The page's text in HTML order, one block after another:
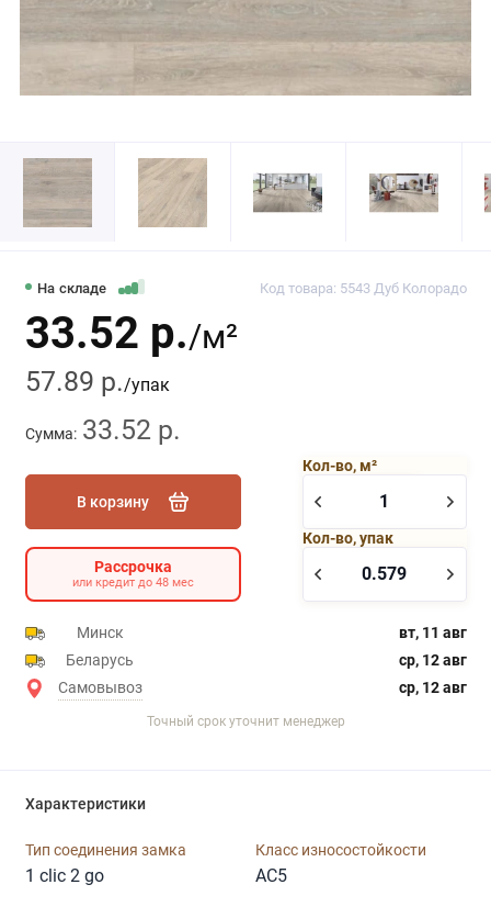
На складе Код товара: 5543 Дуб Колорадо
33.52 р./м²
57.89 р./упак
Сумма: 33.52 р.
В корзину
Кол-во, м²
Кол-во, упак
Рассрочка
или кредит до 48 мес
Минск
вт, 11 авг
Беларусь
ср, 12 авг
Самовывоз
ср, 12 авг
Точный срок уточнит менеджер
Характеристики
Тип соединения замка
1 clic 2 go
Класс износостойкости
AC5